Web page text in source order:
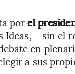
porel
—sin el
en
a sus